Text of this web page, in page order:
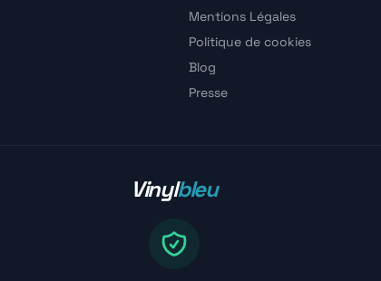
Mentions Légales
Politique de cookies
Blog
Presse
Vinylbleu